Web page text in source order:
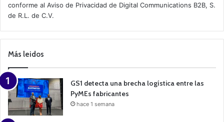
v
e
a
m
a
n
conforme al Aviso de Privacidad de Digital Communications B2B, S.
de R.L. de C.V.
Más leidos
GS1 detecta una brecha logística entre las
PyMEs fabricantes
hace 1 semana